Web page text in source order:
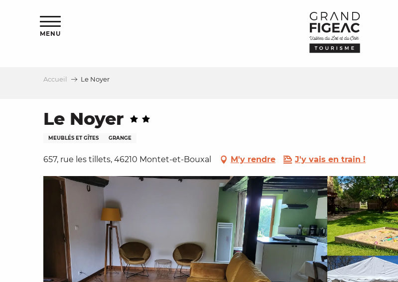
MENU
Accueil Le Noyer
Le Noyer
MEUBLÉS ET GÎTES GRANGE
657, rue les tillets, 46210 Montet-et-Bouxal M'y rendre J'y vais en train !